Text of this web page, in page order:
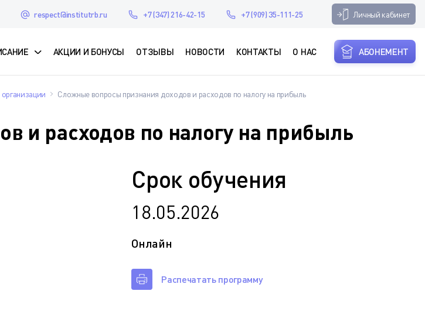
respect@institutrb.ru +7 (347) 216-42-15 +7 (909) 35-111-25 Личный кабинет
АКЦИИ И БОНУСЫ ОТЗЫВЫ НОВОСТИ КОНТАКТЫ О НАС АБОНЕМЕНТ
Сложные вопросы признания доходов и расходов по налогу на прибыль
и расходов по налогу на прибыль
Срок обучения
18.05.2026
Онлайн
Распечатать программу